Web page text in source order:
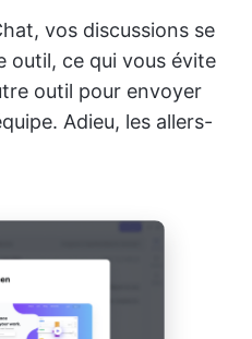
vos discussions se
outil, ce qui vous évite
outil pour envoyer
Adieu, les allers-